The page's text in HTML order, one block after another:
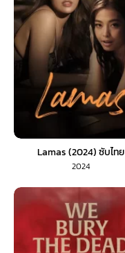
Lamas (2024) ซับไทย
2024